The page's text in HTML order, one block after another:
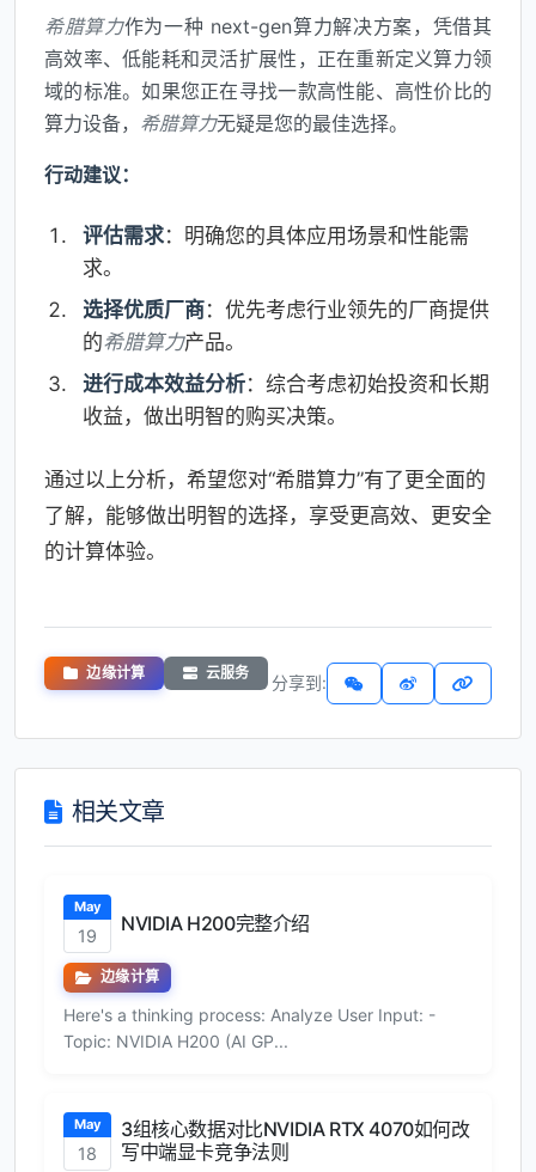
希腊算力作为一种 next-gen算力解决方案，凭借其
高效率、低能耗和灵活扩展性，正在重新定义算力领
域的标准。如果您正在寻找一款高性能、高性价比的
算力设备， 希腊算力无疑是您的最佳选择。
行动建议：
评估需求：明确您的具体应用场景和性能需
求。
选择优质厂商：优先考虑行业领先的厂商提供
的希腊算力产品。
进行成本效益分析：综合考虑初始投资和长期
收益，做出明智的购买决策。
通过以上分析，希望您对“希腊算力”有了更全面的
了解，能够做出明智的选择，享受更高效、更安全
的计算体验。
边缘计算 云服务 分享到:
相关文章
May
19
NVIDIA H200完整介绍
边缘计算
Here's a thinking process: Analyze User Input: -
Topic: NVIDIA H200 (AI GP...
May
18
3组核心数据对比NVIDIA RTX 4070如何改
写中端显卡竞争法则